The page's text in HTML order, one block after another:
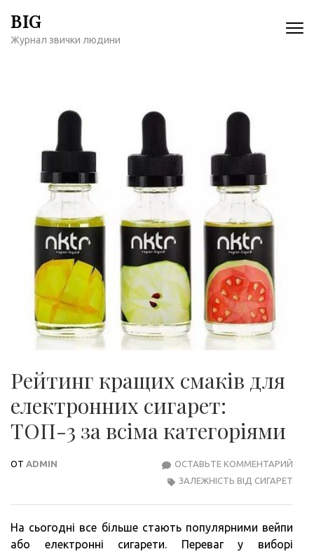
содержимому
BIG
Журнал звички людини
Рейтинг кращих смаків для
електронних сигарет:
ТОП-3 за всіма категоріями
ОТ ADMIN ОСТАВЬТЕ КОММЕНТАРИЙ
ЗАЛЕЖНІСТЬ ВІД СИГАРЕТ
На сьогодні все більше стають популярними вейпи
або електронні сигарети. Переваг у виборі